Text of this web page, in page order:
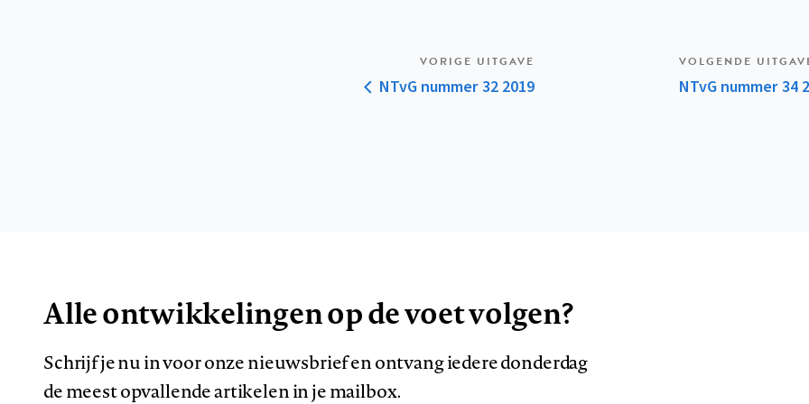
VORIGE UITGAVE
NTvG nummer 32 2019
VOLGENDE
NTvG nummer 34
Alle ontwikkelingen op de voet volgen?
Schrijf je nu in voor onze nieuwsbrief en ontvang iedere donderdag
de meest opvallende artikelen in je mailbox.